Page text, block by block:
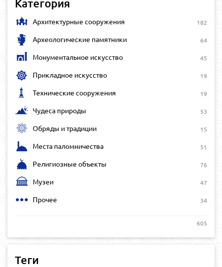
Категория
Архитектурные сооружения 182
Археологические памятники 64
Монументальное искусство 45
Прикладное искусство 19
Технические сооружения 19
Чудеса природы 53
Обряды и традиции 15
Места паломничества 51
Религиозные объекты 76
Музеи 47
Прочее 34
605
Теги